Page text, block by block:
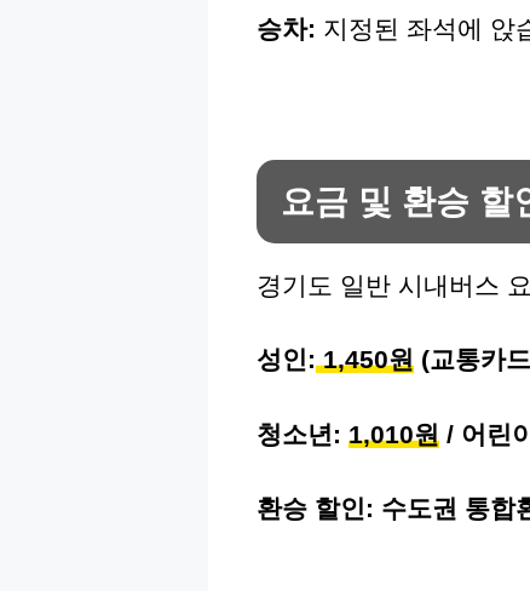
승차: 지정된 좌석에 앉
요금 및 환승 할
경기도 일반 시내버스
성인:1,450원 (교통카
청소년: 1,010원 / 어린
환승 할인: 수도권 통합